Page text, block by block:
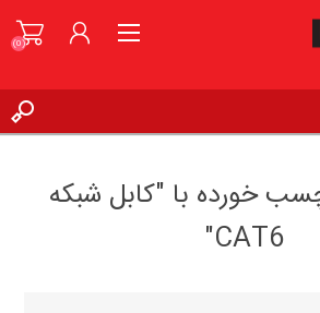
(0)
خورده با "کابل شبکه
CAT6"